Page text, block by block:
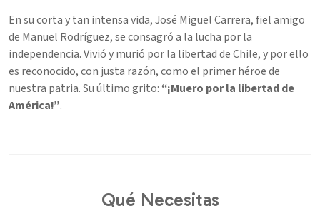
En su corta y tan intensa vida, José Miguel Carrera, fiel amigo
de Manuel Rodríguez, se consagró a la lucha por la
independencia. Vivió y murió por la libertad de Chile, y por ello
es reconocido, con justa razón, como el primer héroe de
nuestra patria. Su último grito: “¡Muero por la libertad de
América!”.
Qué Necesitas